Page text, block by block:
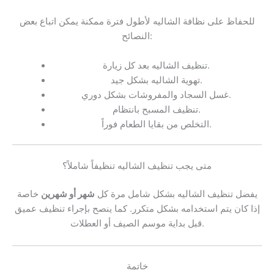
للحفاظ على نظافة الشاليه لأطول فترة ممكنة يمكن اتباع بعض
النصائح:
تنظيف الشاليه بعد كل زيارة.
تهوية الشاليه بشكل جيد.
غسل السجاد والمفروشات بشكل دوري.
تنظيف المسبح بانتظام.
التخلص من بقايا الطعام فوراً.
متى يجب تنظيف الشاليه تنظيفاً شاملاً؟
يفضل تنظيف الشاليه بشكل شامل مرة كل شهر أو شهرين خاصة
إذا كان يتم استخدامه بشكل متكرر. كما ينصح بإجراء تنظيف عميق
قبل بداية موسم الصيف أو العطلات.
خاتمة